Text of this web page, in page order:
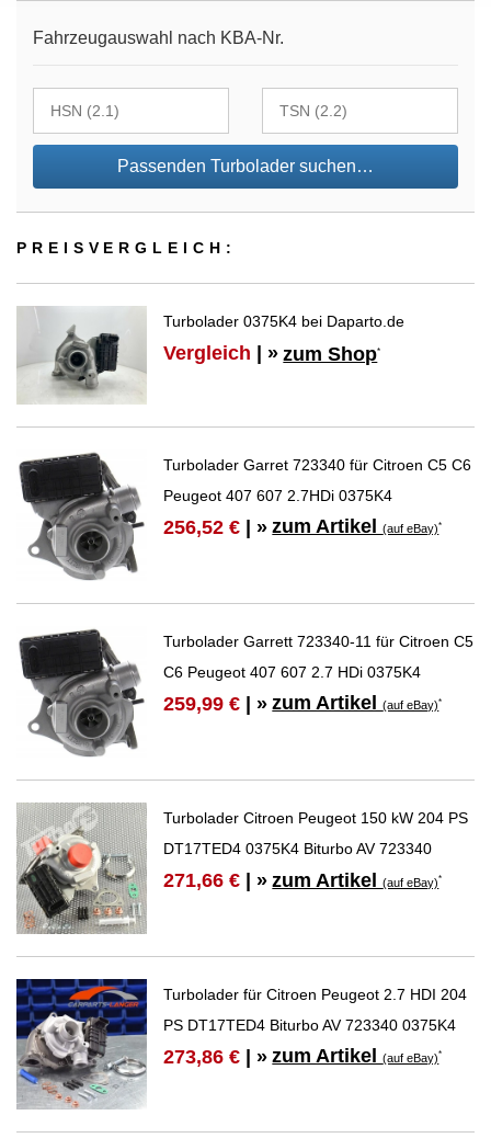
Fahrzeugauswahl nach KBA-Nr.
Passenden Turbolader suchen…
PREIS­VER­GLEICH:
Turbolader 0375K4 bei Daparto.de
Vergleich | » zum Shop*
Turbolader Garret 723340 für Citroen C5 C6
Peugeot 407 607 2.7HDi 0375K4
256,52 € | » zum Artikel(auf eBay)*
Turbolader Garrett 723340-11 für Citroen C5
C6 Peugeot 407 607 2.7 HDi 0375K4
259,99 € | » zum Artikel(auf eBay)*
Turbolader Citroen Peugeot 150 kW 204 PS
DT17TED4 0375K4 Biturbo AV 723340
271,66 € | » zum Artikel(auf eBay)*
Turbolader für Citroen Peugeot 2.7 HDI 204
PS DT17TED4 Biturbo AV 723340 0375K4
273,86 € | » zum Artikel(auf eBay)*